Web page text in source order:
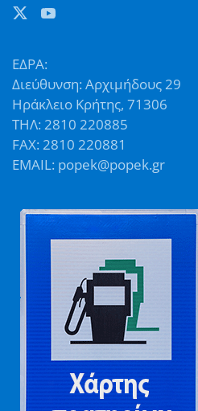
ΕΔΡΑ:
Διεύθυνση: Αρχιμήδους 29
Ηράκλειο Κρήτης, 71306
ΤΗΛ: 2810 220885
FAX: 2810 220881
EMAIL: popek@popek.gr